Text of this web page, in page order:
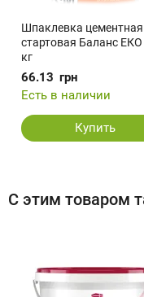
Шпаклевка цементная
стартовая Баланс ЕКО
кг
66.13 грн
Есть в наличии
Купить
С этим товаром